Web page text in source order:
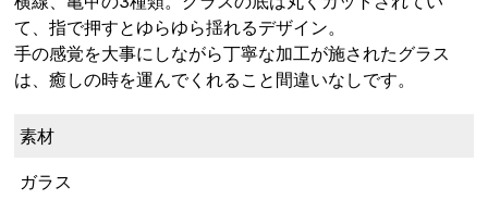
て、指で押すとゆらゆら揺れるデザイン。
手の感覚を大事にしながら丁寧な加工が施されたグラス
は、癒しの時を運んでくれること間違いなしです。
素材
ガラス